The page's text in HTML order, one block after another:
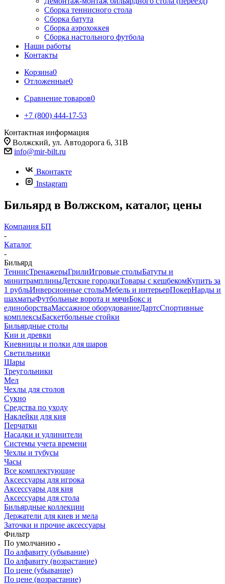
Сборка теннисного стола
Сборка батута
Сборка аэрохоккея
Сборка настольного футбола
Наши работы
Контакты
Корзина0
Отложенные0
Сравнение товаров0
+7 (800) 444-17-53
Контактная информация
Волжский, ул. Автодорога 6, 31В
info@mir-bilt.ru
Вконтакте
Instagram
Бильярд в Волжском, каталог, цены
Компания БП
-
Каталог
-
Бильярд
ТеннисТренажерыГрилиИгровые столыБатуты и
минитрамплиныДетские городкиТовары с кешбекомКупить за
1 рубльИнверсионные столыМебель и интерьерПокерНарды и
шахматыФутбольные ворота и мячиБокс и
единоборстваМассажное оборудованиеДартсСпортивные
комплексыБаскетбольные стойки
Бильярдные столы
Кии и древки
Киевницы и полки для шаров
Светильники
Шары
Треугольники
Мел
Чехлы для столов
Сукно
Средства по уходу
Наклейки для кия
Перчатки
Насадки и удлинители
Системы учета времени
Чехлы и тубусы
Часы
Все комплектующие
Аксессуары для игрока
Аксессуары для кия
Аксессуары для стола
Бильярдные коллекции
Держатели для киев и мела
Заточки и прочие аксессуары
Фильтр
По умолчанию
По алфавиту (убывание)
По алфавиту (возрастание)
По цене (убывание)
По цене (возрастание)